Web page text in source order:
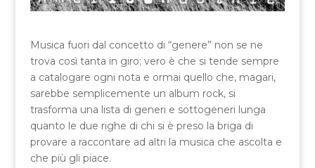
Musica fuori dal concetto di “genere” non se ne
trova così tanta in giro; vero è che si tende sempre
a catalogare ogni nota e ormai quello che, magari,
sarebbe semplicemente un album rock, si
trasforma una lista di generi e sottogeneri lunga
quanto le due righe di chi si è preso la briga di
provare a raccontare ad altri la musica che ascolta e
che più gli piace.